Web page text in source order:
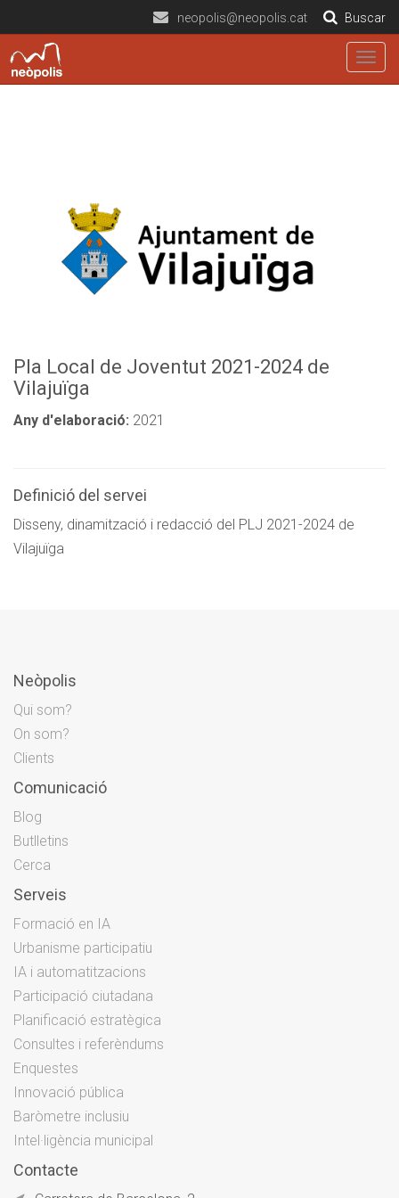
neopolis@neopolis.cat Buscar
Pla Local de Joventut 2021-2024 de
Vilajuïga
Any d'elaboració: 2021
Definició del servei
Disseny, dinamització i redacció del PLJ 2021-2024 de
Vilajuïga
Neòpolis
Qui som?
On som?
Clients
Comunicació
Blog
Butlletins
Cerca
Serveis
Formació en IA
Urbanisme participatiu
IA i automatitzacions
Participació ciutadana
Planificació estratègica
Consultes i referèndums
Enquestes
Innovació pública
Baròmetre inclusiu
Intel·ligència municipal
Contacte